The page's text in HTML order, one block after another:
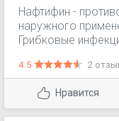
Нафтифин -
наружного
Грибковые
(tinea manum,
ногтей
разноцветный
дерматомикозы (с
4.5 2
Нравится